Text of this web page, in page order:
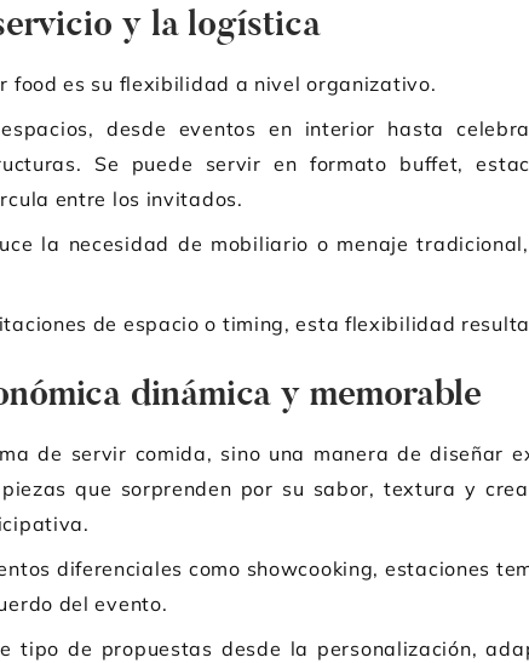
y la logística
food es su flexibilidad a nivel organizativo.
desde eventos en interior hasta
Se puede servir en formato buffet,
entre los invitados.
la necesidad de mobiliario o menaje
de espacio o timing, esta flexibilidad
dinámica y memorable
de servir comida, sino una manera de diseñar
que sorprenden por su sabor, textura y
diferenciales como showcooking, estaciones
del evento.
tipo de propuestas desde la personalización,